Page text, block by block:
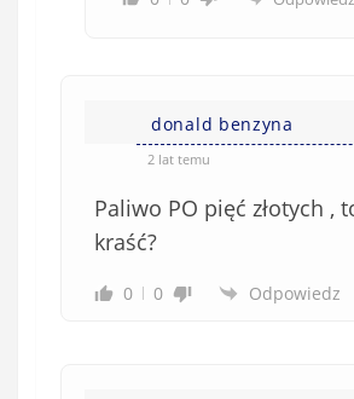
donald benzyna
2 lat temu
Paliwo PO pięć złotych ,
kraść?
0 0 Odpowiedz